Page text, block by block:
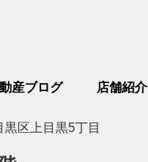
産ブログ 店舗紹介
黒区上目黒5丁目